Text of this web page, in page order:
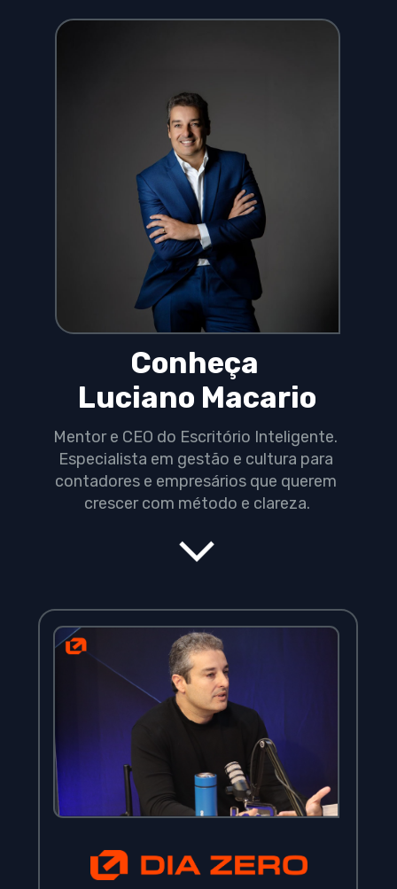
Conheça
Luciano Macario
Mentor e CEO do Escritório Inteligente.
Especialista em gestão e cultura para
contadores e empresários que querem
crescer com método e clareza.